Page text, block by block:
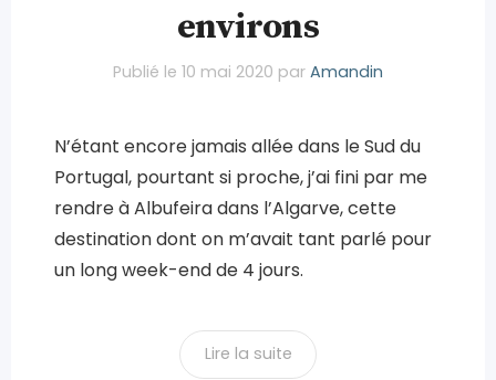
environs
Publié le 10 mai 2020 par Amandin
N’étant encore jamais allée dans le Sud du
Portugal, pourtant si proche, j’ai fini par me
rendre à Albufeira dans l’Algarve, cette
destination dont on m’avait tant parlé pour
un long week-end de 4 jours.
Lire la suite